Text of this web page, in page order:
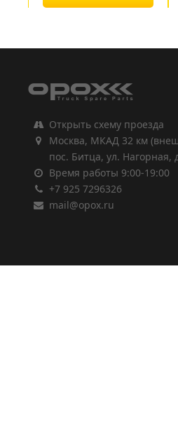
Открыть схему проезда
Москва, МКАД 32 км
пос. Битца, ул. Нагорная,
Время работы 9:00-19:00
+7 925 7296326
mail@opox.ru